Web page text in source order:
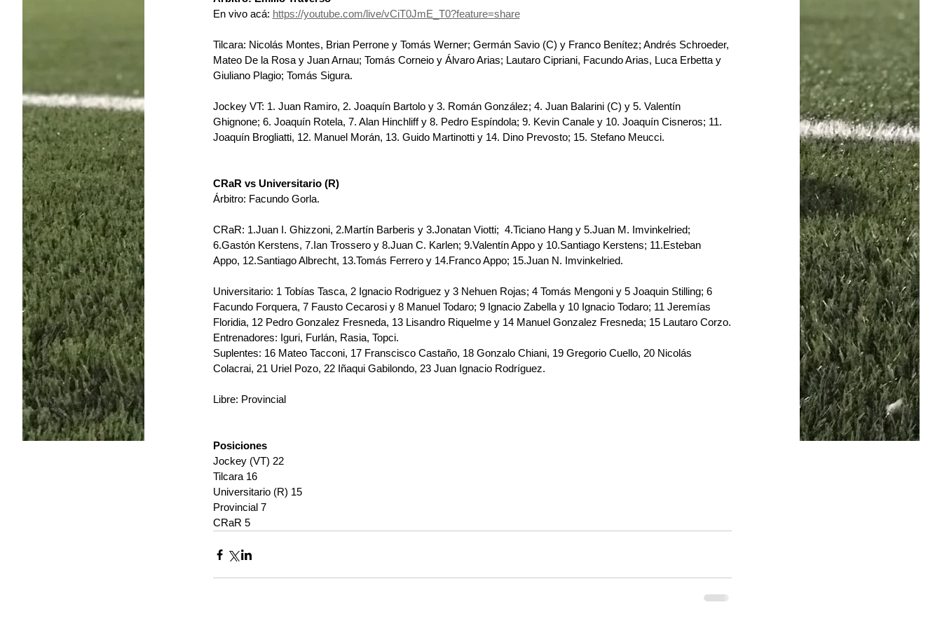
En vivo acá: https://youtube.com/live/vCiT0JmE_T0?feature=share
Tilcara: ﻿﻿﻿Nicolás Montes, ﻿﻿﻿Brian Perrone y ﻿﻿﻿Tomás Werner; ﻿﻿﻿Germán Savio (C) y ﻿﻿﻿Franco Benítez; ﻿﻿﻿Andrés Schroeder,
﻿﻿﻿Mateo De la Rosa y ﻿﻿﻿Juan Arnau; ﻿﻿﻿Tomás Corneio y ﻿﻿﻿﻿Álvaro Arias; ﻿Lautaro Cipriani, ﻿﻿﻿﻿Facundo Arias, ﻿﻿﻿﻿Luca Erbetta y
﻿﻿﻿﻿Giuliano Plagio; ﻿﻿﻿﻿Tomás Sigura.
Jockey VT: 1.⁠ ⁠Juan Ramiro, 2.⁠ ⁠Joaquín Bartolo y 3.⁠ ⁠Román González; 4.⁠ ⁠Juan Balarini (C) y 5.⁠ ⁠Valentín
Ghignone; 6.⁠ ⁠Joaquín Rotela, 7.⁠ ⁠Alan Hinchliff y 8.⁠ ⁠Pedro Espíndola; 9.⁠ ⁠Kevin Canale y 10.⁠ ⁠Joaquín Cisneros; 11.⁠
⁠Joaquín Brogliatti, 12.⁠ ⁠Manuel Morán, 13.⁠ ⁠Guido Martinotti y 14.⁠ ⁠Dino Prevosto; 15.⁠ ⁠Stefano Meucci.
CRaR vs Universitario (R)
Árbitro: Facundo Gorla.
CRaR: 1.Juan I. Ghizzoni, 2.Martín Barberis y 3.Jonatan Viotti;  4.Ticiano Hang y 5.Juan M. Imvinkelried;
6.Gastón Kerstens, 7.Ian Trossero y 8.Juan C. Karlen; 9.Valentín Appo y 10.Santiago Kerstens; 11.Esteban
Appo, 12.Santiago Albrecht, 13.Tomás Ferrero y 14.Franco Appo; 15.Juan N. Imvinkelried.
Universitario: 1 Tobías Tasca, 2 Ignacio Rodriguez y 3 Nehuen Rojas; 4 Tomás Mengoni y 5 Joaquin Stilling; 6
Facundo Forquera, 7 Fausto Cecarosi y 8 Manuel Todaro; 9 Ignacio Zabella y 10 Ignacio Todaro; 11 Jeremías
Floridia, 12 Pedro Gonzalez Fresneda, 13 Lisandro Riquelme y 14 Manuel Gonzalez Fresneda; 15 Lautaro Corzo.
Entrenadores: Iguri, Furlán, Rasia, Topci.
Suplentes: 16 Mateo Tacconi, 17 Franscisco Castaño, 18 Gonzalo Chiani, 19 Gregorio Cuello, 20 Nicolás
Colacrai, 21 Uriel Pozo, 22 Iñaqui Gabilondo, 23 Juan Ignacio Rodríguez.
Libre: Provincial
Posiciones
Jockey (VT) 22
Tilcara 16
Universitario (R) 15
Provincial 7
CRaR 5